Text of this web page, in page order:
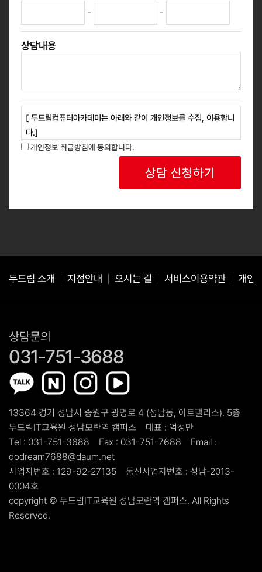
- -
상담내용
[ 두드림컴퓨터아카데미는 아래와 같이 개인정보를 수집, 이용합니
다.]
1. 개인정보 수집 목적 : 교육과정 안내, 신규 과정 홍보 등 광고성
3. 보유 및 이용기간: 회사는 개인정보 수집 및 사용 목적 완료 후
개인정보 취급방침에 동의합니다.
두드림 소개 지점안내 오시는 길 서비스이용약관 개인
상담문의
031-751-3688
13364 경기 성남시 중원구 광명로 4 (성남동, 아트팰리스). 5층
두드림IT교육원 성남모란역 캠퍼스
대표 : 엄성만
Tel : 031-751-3688 Fax : 031-751-7688
Email :
dodream7688@daum.net
사업자번호 : 129-92-27135 통신사업자번호 : 성남-2013-
0004호
copyright © 두드림IT교육원 성남모란역 캠퍼스. All Rights
Reserved.